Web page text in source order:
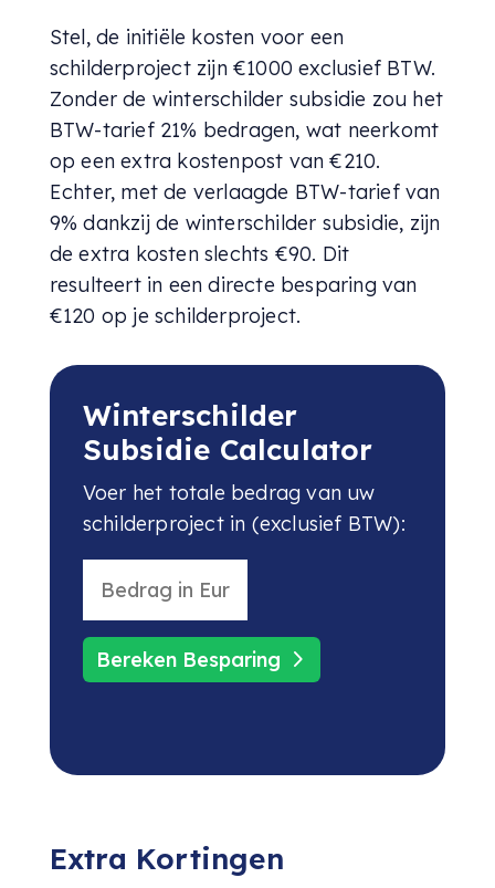
Stel, de initiële kosten voor een
schilderproject zijn €1000 exclusief BTW.
Zonder de winterschilder subsidie zou het
BTW-tarief 21% bedragen, wat neerkomt
op een extra kostenpost van €210.
Echter, met de verlaagde BTW-tarief van
9% dankzij de winterschilder subsidie, zijn
de extra kosten slechts €90. Dit
resulteert in een directe besparing van
€120 op je schilderproject.
Winterschilder
Subsidie Calculator
Voer het totale bedrag van uw
schilderproject in (exclusief BTW):
Bereken Besparing
Extra Kortingen